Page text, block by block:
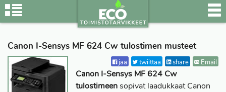
Canon I-Sensys MF 624 Cw tulostimen musteet
Email
share
twiittaa
jaa
Canon I-Sensys MF 624 Cw
tulostimeensopivat laadukkaat Canon